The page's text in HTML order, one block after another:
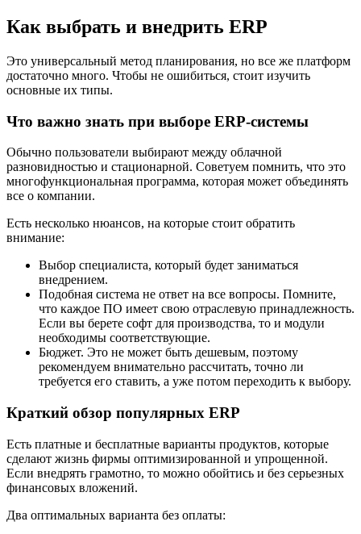
Как выбрать и внедрить ERP
Это универсальный метод планирования, но все же платформ
достаточно много. Чтобы не ошибиться, стоит изучить
основные их типы.
Что важно знать при выборе ERP-системы
Обычно пользователи выбирают между облачной
разновидностью и стационарной. Советуем помнить, что это
многофункциональная программа, которая может объединять
все о компании.
Есть несколько нюансов, на которые стоит обратить
внимание:
Выбор специалиста, который будет заниматься
внедрением.
Подобная система не ответ на все вопросы. Помните,
что каждое ПО имеет свою отраслевую принадлежность.
Если вы берете софт для производства, то и модули
необходимы соответствующие.
Бюджет. Это не может быть дешевым, поэтому
рекомендуем внимательно рассчитать, точно ли
требуется его ставить, а уже потом переходить к выбору.
Краткий обзор популярных ERP
Есть платные и бесплатные варианты продуктов, которые
сделают жизнь фирмы оптимизированной и упрощенной.
Если внедрять грамотно, то можно обойтись и без серьезных
финансовых вложений.
Два оптимальных варианта без оплаты: